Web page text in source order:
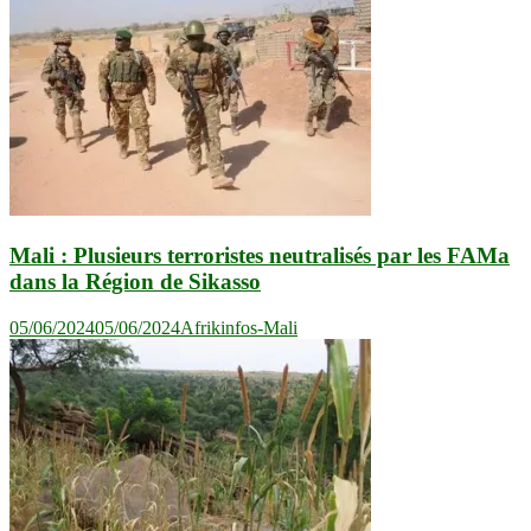
Mali : Plusieurs terroristes neutralisés par les FAMa
dans la Région de Sikasso
05/06/202405/06/2024Afrikinfos-Mali